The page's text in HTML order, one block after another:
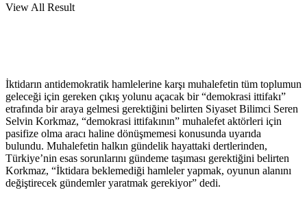
View All Result
İktidarın antidemokratik hamlelerine karşı muhalefetin tüm toplumun
geleceği için gereken çıkış yolunu açacak bir “demokrasi ittifakı”
etrafında bir araya gelmesi gerektiğini belirten Siyaset Bilimci Seren
Selvin Korkmaz, “demokrasi ittifakının” muhalefet aktörleri için
pasifize olma aracı haline dönüşmemesi konusunda uyarıda
bulundu. Muhalefetin halkın gündelik hayattaki dertlerinden,
Türkiye’nin esas sorunlarını gündeme taşıması gerektiğini belirten
Korkmaz, “İktidara beklemediği hamleler yapmak, oyunun alanını
değiştirecek gündemler yaratmak gerekiyor” dedi.